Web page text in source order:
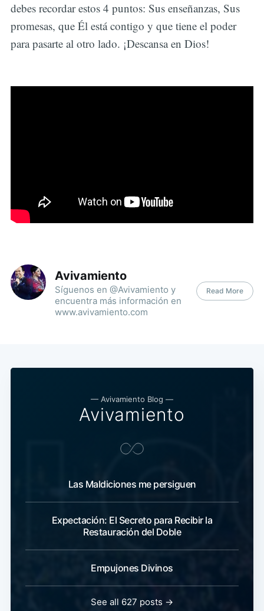
debes recordar estos 4 puntos: Sus enseñanzas, Sus
promesas, que Él está contigo y que tiene el poder
para pasarte al otro lado. ¡Descansa en Dios!
Avivamiento
Síguenos en @Avivamiento y
encuentra más información en
www.avivamiento.com
Read More
— Avivamiento Blog —
Avivamiento
Las Maldiciones me persiguen
Expectación: El Secreto para Recibir la
Restauración del Doble
Empujones Divinos
See all 627 posts →